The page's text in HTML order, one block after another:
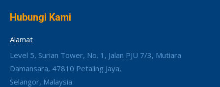
Hubungi Kami
Alamat
Level 5, Surian Tower, No. 1, Jalan PJU 7/3, Mutiara
Damansara, 47810 Petaling Jaya,
Selangor, Malaysia